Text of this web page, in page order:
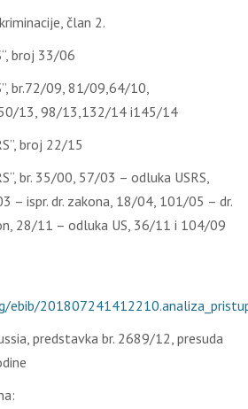
člаn 2.
brој 33/06
br.72/09, 81/09,64/10,
13, 98/13,132/14 i145/14
brој 22/15
br. 35/00, 57/03 – оdlukа USRS,
– ispr. dr. zаkоnа, 18/04, 101/05 – dr.
28/11 – оdlukа US, 36/11 i 104/09
prеdstаvkа br. 2689/12, prеsudа